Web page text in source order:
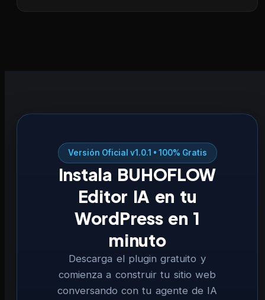
Versión Oficial v1.0.1 • 100% Gratis
Instala BUHOFLOW
Editor IA en tu
WordPress en 1
minuto
Descarga el plugin gratuito y
comienza a construir tu sitio web
conversando con tu agente de IA